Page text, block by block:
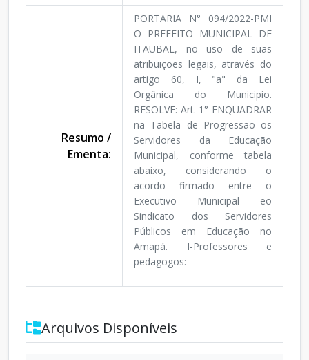
Resumo /
Ementa:
PORTARIA N° 094/2022-PMI
O PREFEITO MUNICIPAL DE
ITAUBAL, no uso de suas
atribuições legais, através do
artigo 60, I, "a" da Lei
Orgânica do Municipio.
RESOLVE: Art. 1° ENQUADRAR
na Tabela de Progressão os
Servidores da Educação
Municipal, conforme tabela
abaixo, considerando o
acordo firmado entre o
Executivo Municipal eo
Sindicato dos Servidores
Públicos em Educação no
Amapá. I-Professores e
pedagogos:
Arquivos Disponíveis